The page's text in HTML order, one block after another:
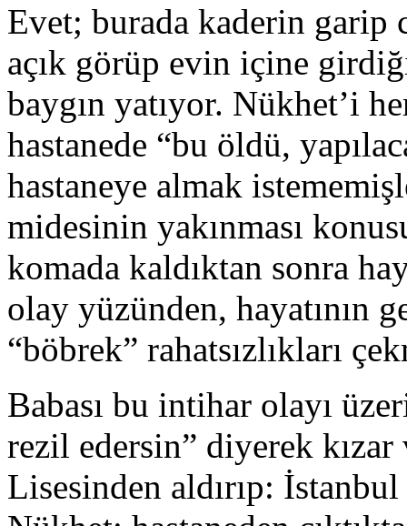
Evet; burada kaderin garip
açık görüp evin içine
baygın yatıyor. Nükhet’i
hastanede “bu öldü,
hastaneye almak
midesinin yakınması
komada kaldıktan sonra
olay yüzünden, hayatının
“böbrek” rahatsızlıkları
Babası bu intihar olayı
rezil edersin” diyerek
Lisesinden aldırıp: